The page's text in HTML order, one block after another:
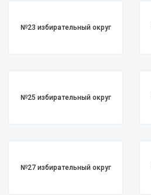
№23 избирательный округ
№25 избирательный округ
№27 избирательный округ